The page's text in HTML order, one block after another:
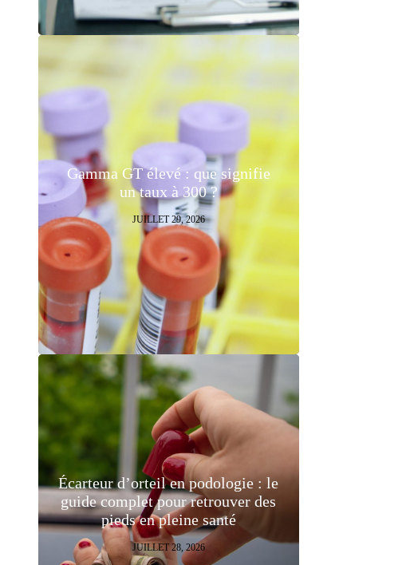
Gamma GT élevé : que signifie
un taux à 300 ?
JUILLET 29, 2026
Écarteur d’orteil en podologie : le
guide complet pour retrouver des
pieds en pleine santé
JUILLET 28, 2026